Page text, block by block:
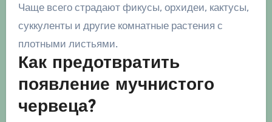
Чаще всего страдают фикусы, орхидеи, кактусы,
суккуленты и другие комнатные растения с
плотными листьями.
Как предотвратить
появление мучнистого
червеца?